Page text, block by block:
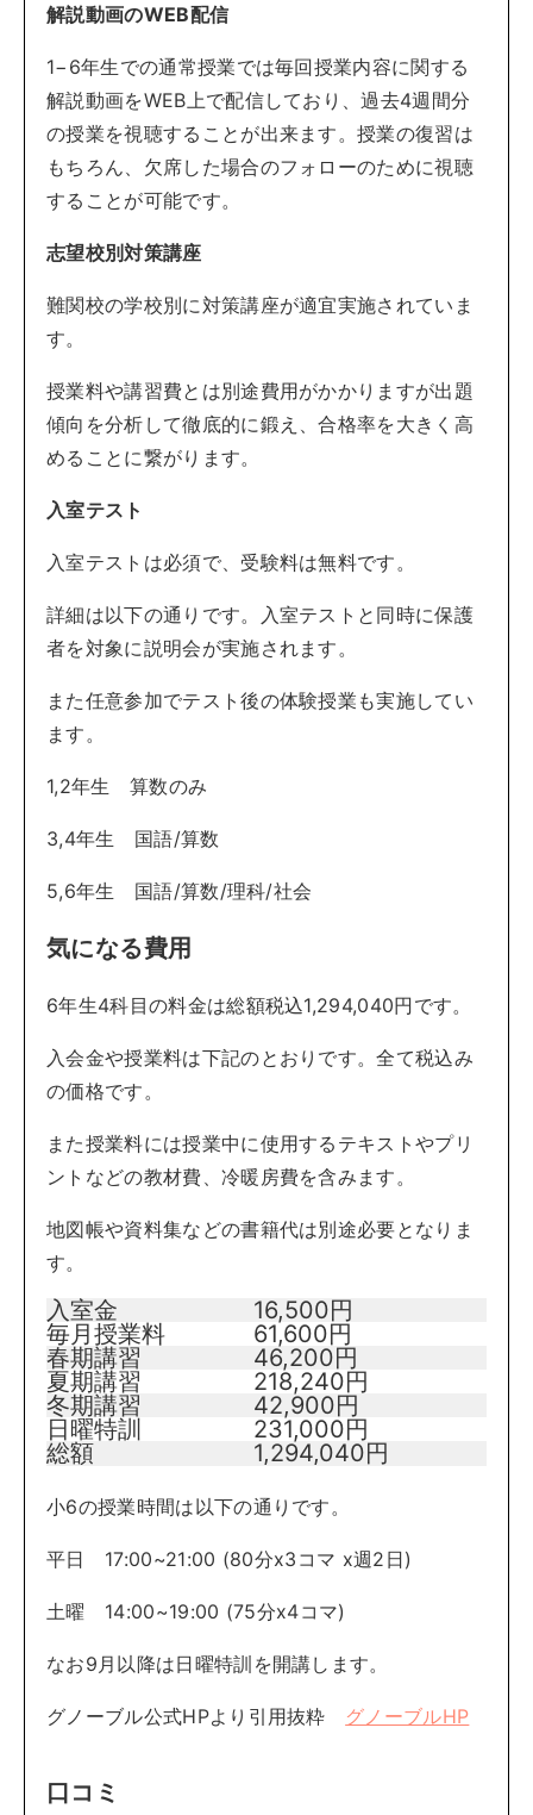
解説動画のWEB配信
1−6年生での通常授業では毎回授業内容に関する
解説動画をWEB上で配信しており、過去4週間分
の授業を視聴することが出来ます。授業の復習は
もちろん、欠席した場合のフォローのために視聴
することが可能です。
志望校別対策講座
難関校の学校別に対策講座が適宜実施されていま
す。
授業料や講習費とは別途費用がかかりますが出題
傾向を分析して徹底的に鍛え、合格率を大きく高
めることに繋がります。
入室テスト
入室テストは必須で、受験料は無料です。
詳細は以下の通りです。入室テストと同時に保護
者を対象に説明会が実施されます。
また任意参加でテスト後の体験授業も実施してい
ます。
1,2年生 算数のみ
3,4年生 国語/算数
5,6年生 国語/算数/理科/社会
気になる費用
6年生4科目の料金は総額税込1,294,040円です。
入会金や授業料は下記のとおりです。全て税込み
の価格です。
また授業料には授業中に使用するテキストやプリ
ントなどの教材費、冷暖房費を含みます。
地図帳や資料集などの書籍代は別途必要となりま
す。
入室金
16,500円
毎月授業料
61,600円
春期講習
46,200円
夏期講習
218,240円
冬期講習
42,900円
日曜特訓
231,000円
総額
1,294,040円
小6の授業時間は以下の通りです。
平日 17:00~21:00 (80分x3コマ x週2日)
土曜 14:00~19:00 (75分x4コマ)
なお9月以降は日曜特訓を開講します。
グノーブル公式HPより引用抜粋 グノーブルHP
口コミ